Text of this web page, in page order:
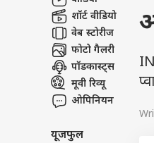
ग्रह गोचरशॉर्ट वीडियो
वेब स्टोरीज
फोटो गैलरी
पॉडकास्ट्स
मूवी रिव्यू
ओपिनियन
यूजफुल